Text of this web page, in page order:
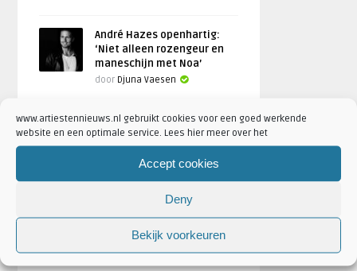
www.artiestennieuws.nl gebruikt cookies voor een goed werkende
website en een optimale service. Lees hier meer over het
Accept cookies
Deny
Bekijk voorkeuren
André Hazes openhartig:
‘Niet alleen rozengeur en
maneschijn met Noa’
door Djuna Vaesen